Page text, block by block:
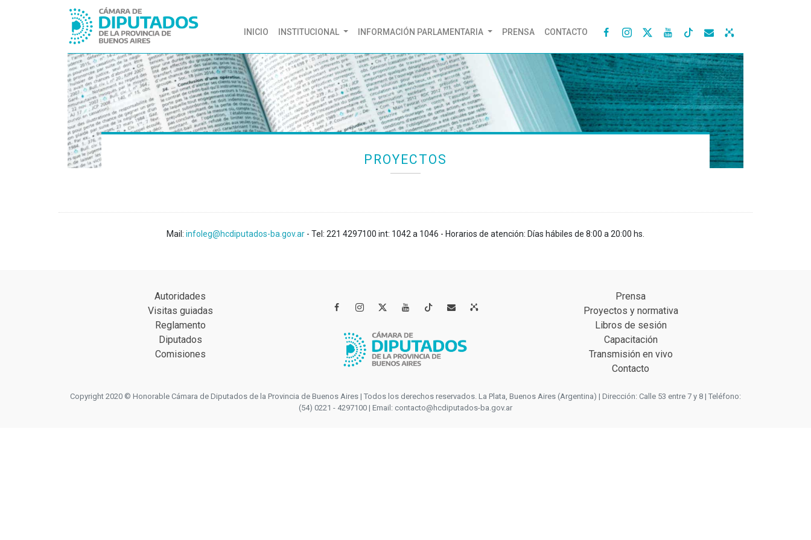
INICIO (CURRENT)
INSTITUCIONAL INFORMACIÓN PARLAMENTARIA PRENSA CONTACTO    
PROYECTOS
Mail: infoleg@hcdiputados-ba.gov.ar - Tel: 221 4297100 int: 1042 a 1046 - Horarios de atención: Días hábiles de 8:00 a 20:00 hs.
Autoridades
Visitas guiadas
Reglamento
Diputados
Comisiones
   
Prensa
Proyectos y normativa
Libros de sesión
Capacitación
Transmisión en vivo
Contacto
Copyright 2020 © Honorable Cámara de Diputados de la Provincia de Buenos Aires | Todos los derechos reservados. La Plata, Buenos Aires (Argentina) | Dirección: Calle 53 entre 7 y 8 | Teléfono:
(54) 0221 - 4297100 | Email: contacto@hcdiputados-ba.gov.ar